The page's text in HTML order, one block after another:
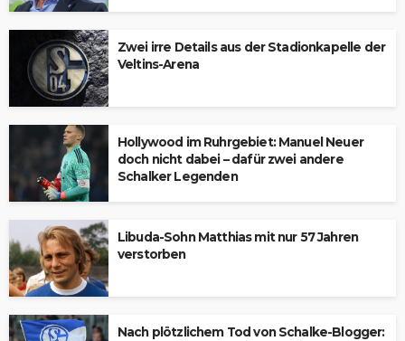
Zwei irre Details aus der Stadionkapelle der
Veltins-Arena
Hollywood im Ruhrgebiet: Manuel Neuer
doch nicht dabei – dafür zwei andere
Schalker Legenden
Libuda-Sohn Matthias mit nur 57 Jahren
verstorben
Nach plötzlichem Tod von Schalke-Blogger: